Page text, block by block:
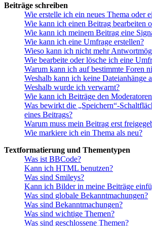
Beiträge schreiben
Wie erstelle ich ein neues Thema oder
Wie kann ich einen Beitrag bearbeiten
Wie kann ich meinem Beitrag eine
Wie kann ich eine Umfrage erstellen?
Wieso kann ich nicht mehr
Wie bearbeite oder lösche ich eine
Warum kann ich auf bestimmte Foren
Weshalb kann ich keine Dateianhänge
Weshalb wurde ich verwarnt?
Wie kann ich Beiträge den
Was bewirkt die „Speichern“-
eines Beitrags?
Warum muss mein Beitrag erst
Wie markiere ich ein Thema als neu?
Textformatierung und Thementypen
Was ist BBCode?
Kann ich HTML benutzen?
Was sind Smileys?
Kann ich Bilder in meine Beiträge
Was sind globale Bekanntmachungen?
Was sind Bekanntmachungen?
Was sind wichtige Themen?
Was sind geschlossene Themen?